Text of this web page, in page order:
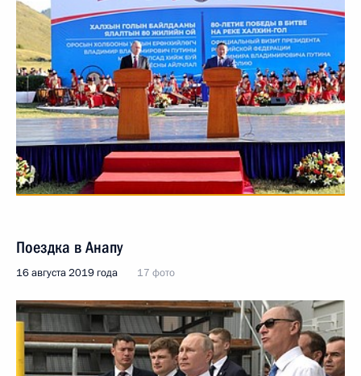
Поездка в Анапу
16 августа 2019 года 17 фото